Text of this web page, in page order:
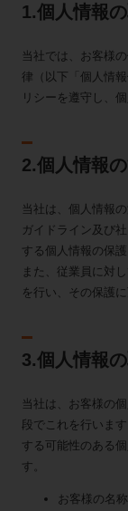
1.個人情報
当社では、お客様
律（以下「個人情
リシーを遵守し、
2.個人情報
当社は、個人情報
ガイドライン及び
する個人情報の保護
また、従業員に対
を行い、その保護
3.個人情報
当社は、お客様の
段でこれを行いま
する可能性のある
す。
お客様の名